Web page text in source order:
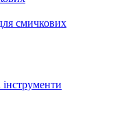
смичкових
інструменти